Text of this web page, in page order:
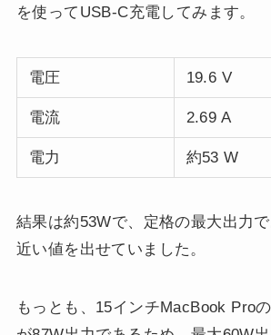
を使ってUSB-C充電してみます。
電圧 19.6 V
電流 2.69 A
電力 約53 W
結果は約53Wで、定格の最大出力
近い値を出せていました。
もっとも、15インチMacBook Pro